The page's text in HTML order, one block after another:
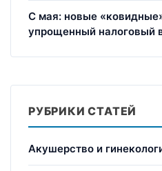
С мая: новые
упрощенный налоговый
РУБРИКИ СТАТЕЙ
Акушерство и